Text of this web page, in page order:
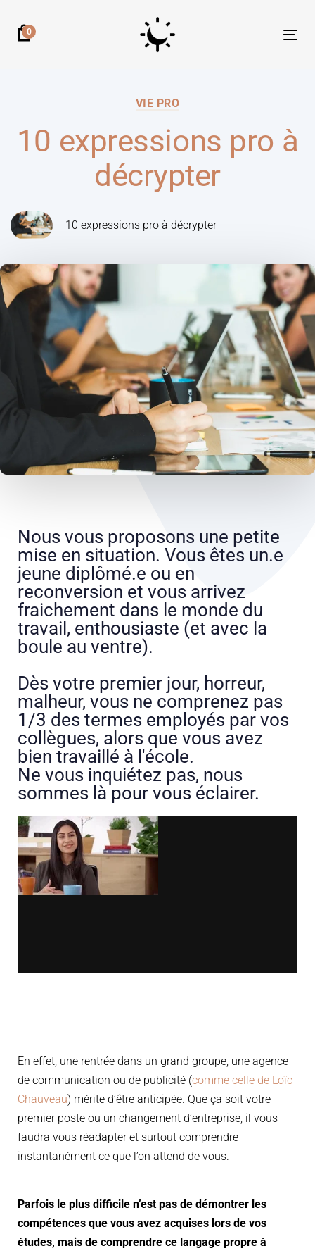
0
VIE PRO
10 expressions pro à
décrypter
10 expressions pro à décrypter
Nous vous proposons une petite
mise en situation. Vous êtes un.e
jeune diplômé.e ou en
reconversion et vous arrivez
fraichement dans le monde du
travail, enthousiaste (et avec la
boule au ventre).
Dès votre premier jour, horreur,
malheur, vous ne comprenez pas
1/3 des termes employés par vos
collègues, alors que vous avez
bien travaillé à l'école.
Ne vous inquiétez pas, nous
sommes là pour vous éclairer.
En effet, une rentrée dans un grand groupe, une agence
de communication ou de publicité (comme celle de Loïc
Chauveau) mérite d’être anticipée. Que ça soit votre
premier poste ou un changement d’entreprise, il vous
faudra vous réadapter et surtout comprendre
instantanément ce que l’on attend de vous.
Parfois le plus difficile n’est pas de démontrer les
compétences que vous avez acquises lors de vos
études, mais de comprendre ce langage propre à